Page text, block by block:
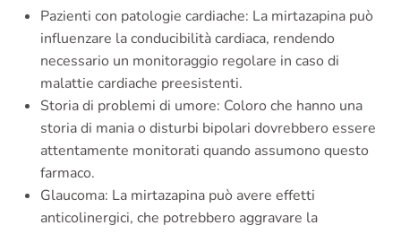
Pazienti con patologie cardiache: La mirtazapina può
influenzare la conducibilità cardiaca, rendendo
necessario un monitoraggio regolare in caso di
malattie cardiache preesistenti.
Storia di problemi di umore: Coloro che hanno una
storia di mania o disturbi bipolari dovrebbero essere
attentamente monitorati quando assumono questo
farmaco.
Glaucoma: La mirtazapina può avere effetti
anticolinergici, che potrebbero aggravare la